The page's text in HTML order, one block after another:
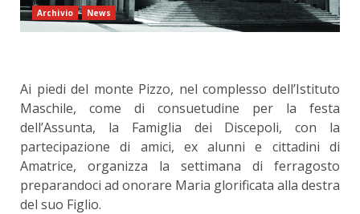
Archivio News
Ai piedi del monte Pizzo, nel complesso dell’Istituto
Maschile, come di consuetudine per la festa
dell’Assunta, la Famiglia dei Discepoli, con la
partecipazione di amici, ex alunni e cittadini di
Amatrice, organizza la settimana di ferragosto
preparandoci ad onorare Maria glorificata alla destra
del suo Figlio.